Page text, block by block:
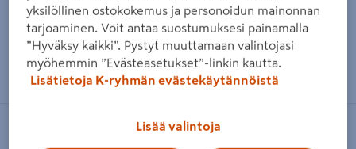
Zoomaa kuvaa sormilla kosketusnäytöllä
yksilöllinen ostokokemus ja personoidun mainonnan
tarjoaminen. Voit antaa suostumuksesi painamalla
”Hyväksy kaikki”. Pystyt muuttamaan valintojasi
myöhemmin ”Evästeasetukset”-linkin kautta.
Lisätietoja K-ryhmän evästekäytännöistä
Lisää valintoja